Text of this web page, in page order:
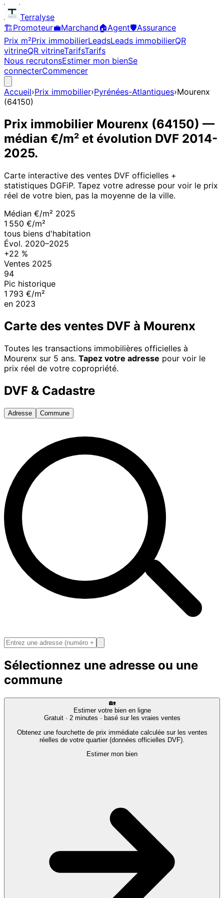
Terralyse
🏗️Promoteur💼Marchand🏠Agent🛡️Assurance
Prix m²Prix immobilierLeadsLeads immobilierQR
vitrineQR vitrineTarifsTarifs
Nous recrutonsEstimer mon bienSe
connecterCommencer
Accueil›Prix immobilier›Pyrénées-Atlantiques›Mourenx
(64150)
Prix immobilier Mourenx (64150) —
médian €/m² et évolution DVF 2014-
2025.
Carte interactive des ventes DVF officielles +
statistiques DGFiP. Tapez votre adresse pour voir le prix
réel de votre bien, pas la moyenne de la ville.
Médian €/m² 2025
1 550 €/m²
tous biens d'habitation
Évol. 2020–2025
+22 %
Ventes 2025
94
Pic historique
1 793 €/m²
en 2023
Carte des ventes DVF à Mourenx
Toutes les transactions immobilières officielles à
Mourenx sur 5 ans. Tapez votre adresse pour voir le
prix réel de votre copropriété.
DVF & Cadastre
Adresse Commune
Sélectionnez une adresse ou une
commune
🏡
Estimer votre bien en ligne
Gratuit · 2 minutes · basé sur les vraies ventes
Obtenez une fourchette de prix immédiate calculée sur les ventes
réelles de votre quartier (données officielles DVF).
Estimer mon bien